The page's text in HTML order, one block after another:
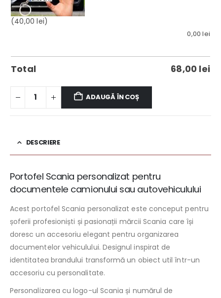
(40,00 lei)
0,00lei
Total 68,00 lei
ADAUGĂ ÎN COȘ
DESCRIERE
Portofel Scania personalizat pentru
documentele camionului sau autovehiculului
Acest portofel Scania personalizat este conceput pentru
șoferii profesioniști și pasionații mărcii Scania care își
doresc un accesoriu elegant pentru organizarea
documentelor vehiculului. Designul inspirat de
identitatea brandului transformă un obiect util într-un
accesoriu cu personalitate.
Personalizarea cu logo-ul Scania și numărul de